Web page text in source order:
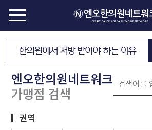
한의원에서 처방 받아야 하는 이유
엔오한의원네트워크
가맹점 검색
권역